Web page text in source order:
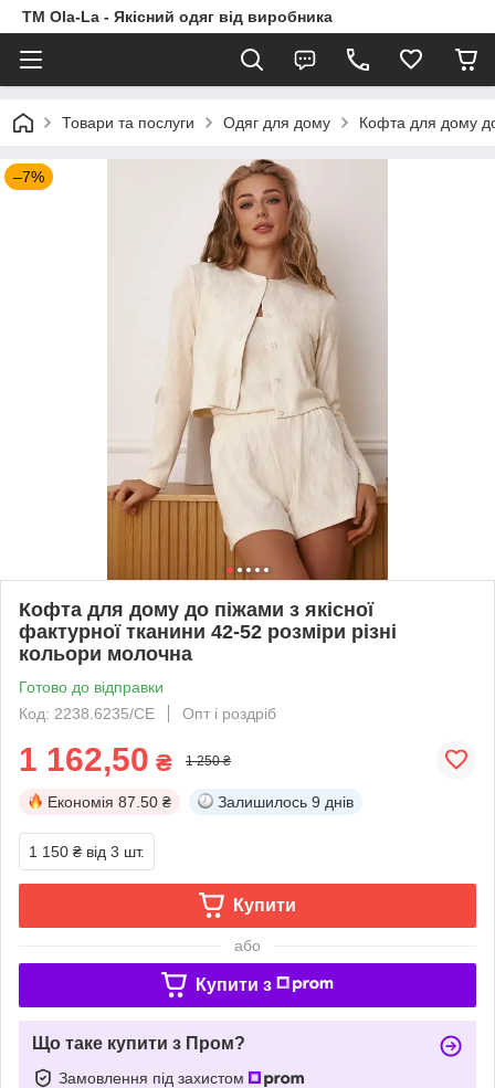
TM Ola-La - Якісний одяг від виробника
Товари та послуги Одяг для дому Кофта для дому до
–7%
Кофта для дому до піжами з якісної
фактурної тканини 42-52 розміри різні
кольори молочна
Готово до відправки
Код: 2238.6235/СЕ
Опт і роздріб
1 162,50 ₴ 1 250 ₴
Економія 87.50 ₴ Залишилось 9 днів
1 150 ₴ від 3 шт.
Купити
або
Купити з
Що таке купити з Пром?
Замовлення під захистом